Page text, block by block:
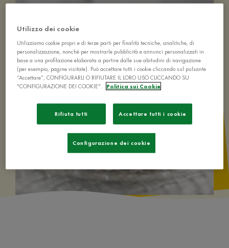
Utilizzo dei cookie
Utilizziamo cookie propri e di terze parti per finalità tecniche, analitiche, di
personalizzazione, nonché per mostrarle pubblicità e annunci personalizzati in
base a una profilazione elaborata a partire dalle sue abitudini di navigazione
(per esempio, pagine visitate). Può accettare tutti i cookie cliccando sul pulsante
“Accettare”, CONFIGURARLI O RIFIUTARE IL LORO USO CLICCANDO SU
"CONFIGURAZIONE DEI COOKIE".
Politica sui Cookie
Rifiuta tutti Accettare tutti i cookie
Configurazione dei cookie